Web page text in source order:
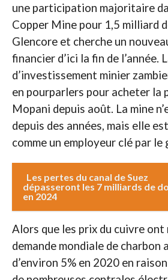
une participation majoritaire
Copper Mine pour 1,5 milliard
Glencore et cherche un
financier d’ici la fin de l’année.
d’investissement minier
en pourparlers pour acheter la
Mopani depuis août. La mine
depuis des années, mais elle
comme un employeur clé par le
Les pertes du canal de Suez
dépasseront les 7 milliards de
en 2024
Alors que les prix du cuivre ont
demande mondiale de charbon
d’environ 5% en 2020 en